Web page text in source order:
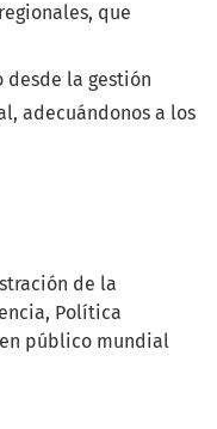
de la
Política
público mundial
que
desde la gestión
adecuándonos a los